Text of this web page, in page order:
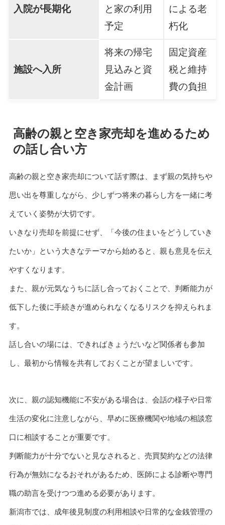
入院が長期化
と家の利用
予定
による老
朽化
施設へ入所
将来の帰宅
見込みと資
金計画
固定資産
税と維持
費の負担
高齢の親と空き家売却を進めるため
の話し合い方
高齢の親と空き家売却について話す際は、まず親の気持ちや
思い出を尊重しながら、少しずつ将来の暮らし方を一緒に考
えていく姿勢が大切です。
いきなり売却を前提にせず、「今後の住まいをどうしていき
たいか」という大きなテーマから始めると、親も意見を伝え
やすくなります。
また、親が元気なうちに話し合っておくことで、判断能力が
低下した後に手続きが進められなくなるリスクを抑えられま
す。
話し合いの場には、できればきょうだいなど関係者も参加
し、最初から情報を共有しておくことが望ましいです。
次に、親の認知機能に不安がある場合は、会話の様子や日常
生活の変化に注意しながら、早めに医療機関や地域の相談窓
口に相談することが重要です。
判断能力が十分でないと見なされると、売買契約などの法律
行為が無効になるおそれがあるため、医師による診断や専門
職の助言を受けつつ進める必要があります。
新潟市では、成年後見制度の利用相談や日常的な金銭管理の